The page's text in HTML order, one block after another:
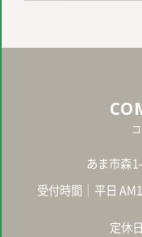
あま市森
受付時間｜平日
定休